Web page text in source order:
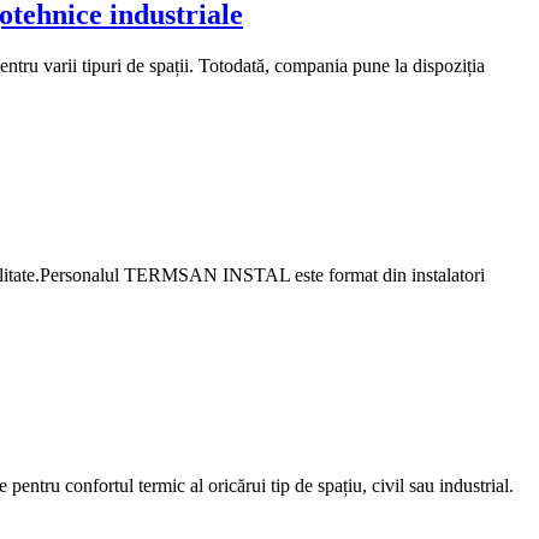
industriale
varii tipuri de spații. Totodată, compania pune la dispoziția
TERMSAN INSTAL este format din instalatori
confortul termic al oricărui tip de spațiu, civil sau industrial.